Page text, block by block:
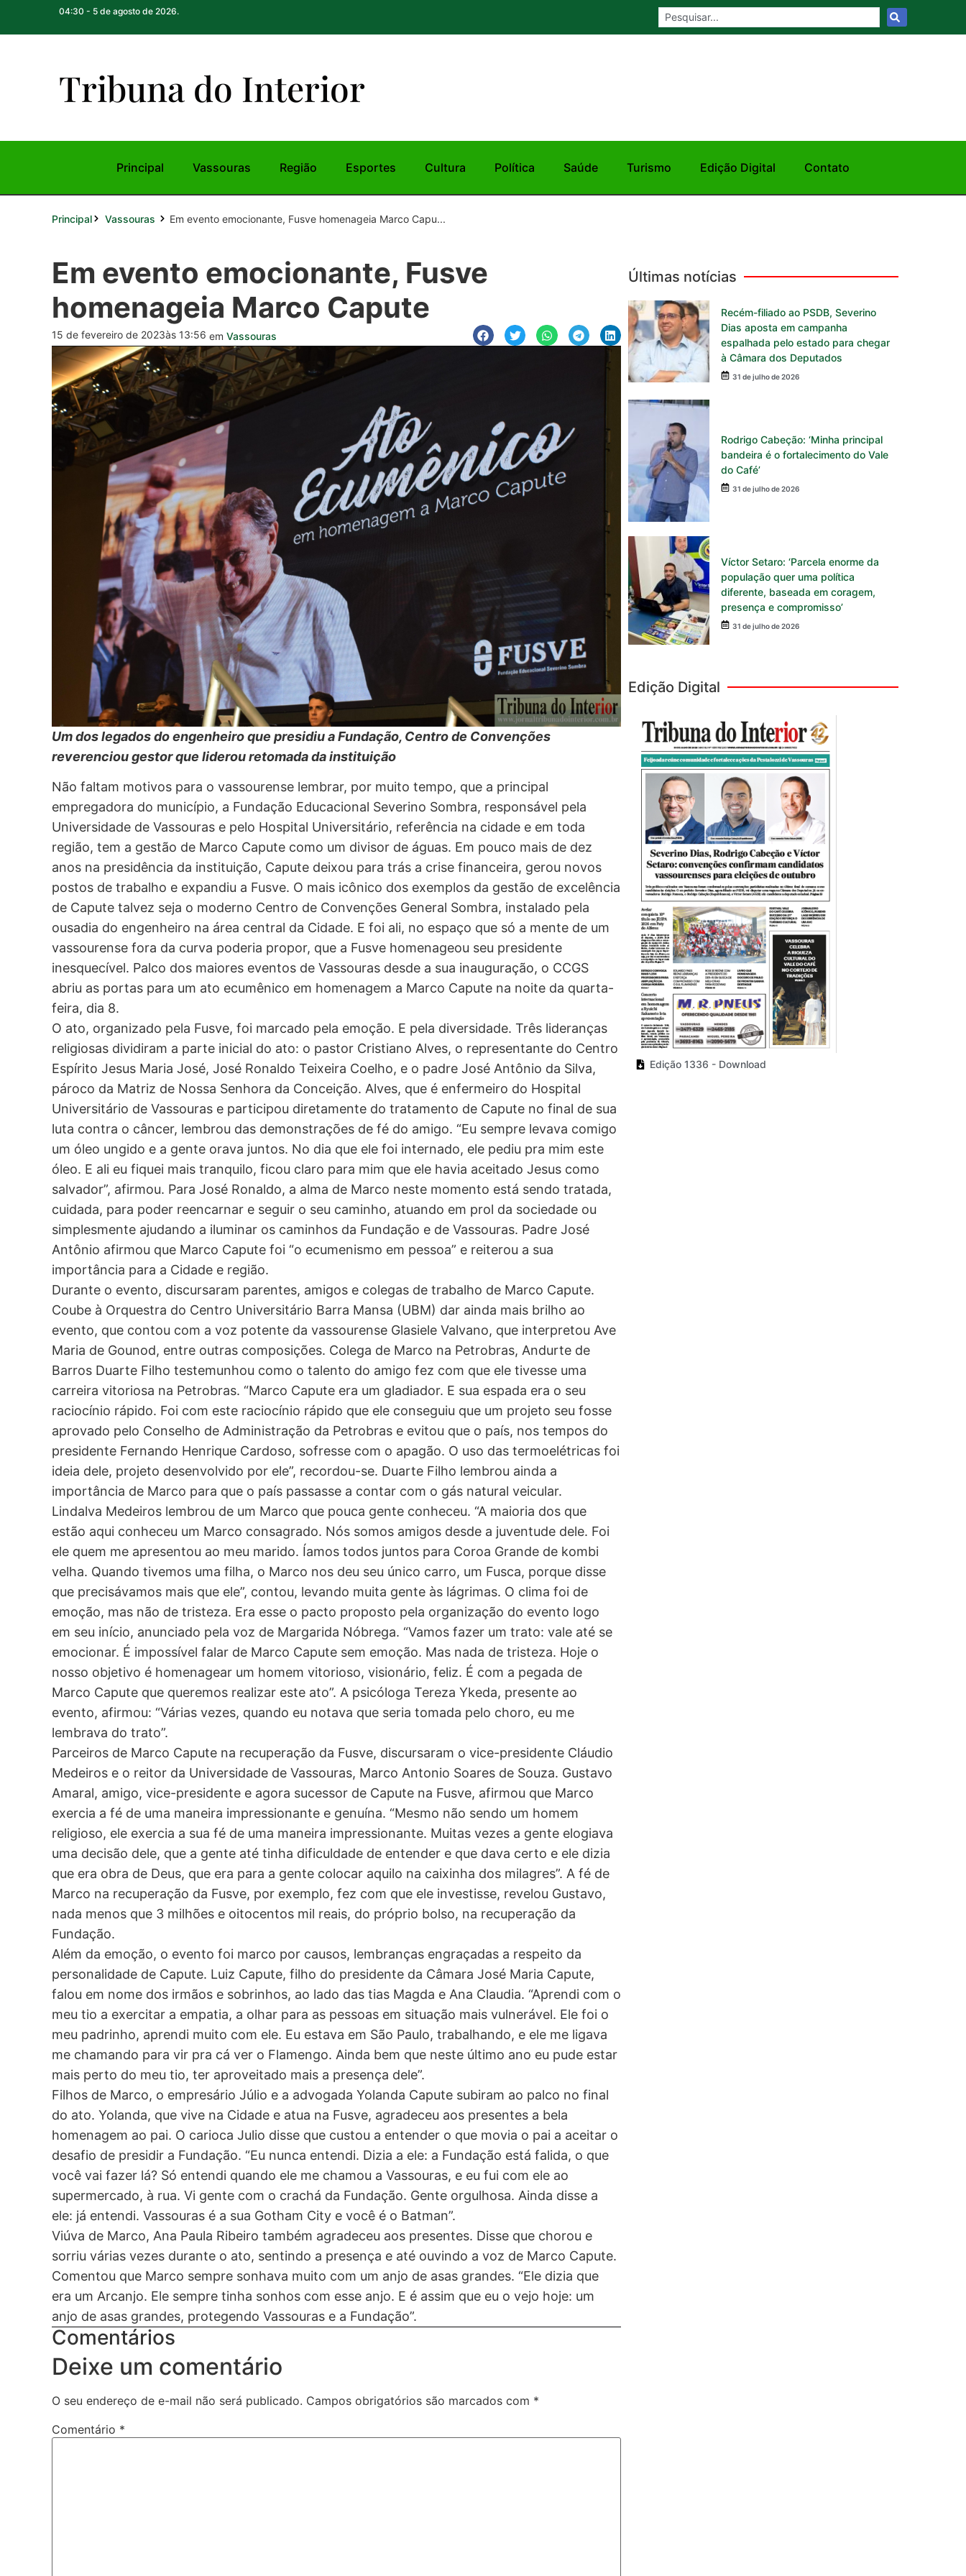
04:30 - 5 de agosto de 2026.
Tribuna do Interior
Principal Vassouras Região Esportes Cultura Política Saúde Turismo Edição Digital Contato
Principal Vassouras Em evento emocionante, Fusve homenageia Marco Capu...
Em evento emocionante, Fusve
homenageia Marco Capute
15 de fevereiro de 2023às 13:56 em Vassouras
Um dos legados do engenheiro que presidiu a Fundação, Centro de Convenções
reverenciou gestor que liderou retomada da instituição
Não faltam motivos para o vassourense lembrar, por muito tempo, que a principal
empregadora do município, a Fundação Educacional Severino Sombra, responsável pela
Universidade de Vassouras e pelo Hospital Universitário, referência na cidade e em toda
região, tem a gestão de Marco Capute como um divisor de águas. Em pouco mais de dez
anos na presidência da instituição, Capute deixou para trás a crise financeira, gerou novos
postos de trabalho e expandiu a Fusve. O mais icônico dos exemplos da gestão de excelência
de Capute talvez seja o moderno Centro de Convenções General Sombra, instalado pela
ousadia do engenheiro na área central da Cidade. E foi ali, no espaço que só a mente de um
vassourense fora da curva poderia propor, que a Fusve homenageou seu presidente
inesquecível. Palco dos maiores eventos de Vassouras desde a sua inauguração, o CCGS
abriu as portas para um ato ecumênico em homenagem a Marco Capute na noite da quarta-
feira, dia 8.
O ato, organizado pela Fusve, foi marcado pela emoção. E pela diversidade. Três lideranças
religiosas dividiram a parte inicial do ato: o pastor Cristiano Alves, o representante do Centro
Espírito Jesus Maria José, José Ronaldo Teixeira Coelho, e o padre José Antônio da Silva,
pároco da Matriz de Nossa Senhora da Conceição. Alves, que é enfermeiro do Hospital
Universitário de Vassouras e participou diretamente do tratamento de Capute no final de sua
luta contra o câncer, lembrou das demonstrações de fé do amigo. “Eu sempre levava comigo
um óleo ungido e a gente orava juntos. No dia que ele foi internado, ele pediu pra mim este
óleo. E ali eu fiquei mais tranquilo, ficou claro para mim que ele havia aceitado Jesus como
salvador”, afirmou. Para José Ronaldo, a alma de Marco neste momento está sendo tratada,
cuidada, para poder reencarnar e seguir o seu caminho, atuando em prol da sociedade ou
simplesmente ajudando a iluminar os caminhos da Fundação e de Vassouras. Padre José
Antônio afirmou que Marco Capute foi “o ecumenismo em pessoa” e reiterou a sua
importância para a Cidade e região.
Durante o evento, discursaram parentes, amigos e colegas de trabalho de Marco Capute.
Coube à Orquestra do Centro Universitário Barra Mansa (UBM) dar ainda mais brilho ao
evento, que contou com a voz potente da vassourense Glasiele Valvano, que interpretou Ave
Maria de Gounod, entre outras composições. Colega de Marco na Petrobras, Andurte de
Barros Duarte Filho testemunhou como o talento do amigo fez com que ele tivesse uma
carreira vitoriosa na Petrobras. “Marco Capute era um gladiador. E sua espada era o seu
raciocínio rápido. Foi com este raciocínio rápido que ele conseguiu que um projeto seu fosse
aprovado pelo Conselho de Administração da Petrobras e evitou que o país, nos tempos do
presidente Fernando Henrique Cardoso, sofresse com o apagão. O uso das termoelétricas foi
ideia dele, projeto desenvolvido por ele”, recordou-se. Duarte Filho lembrou ainda a
importância de Marco para que o país passasse a contar com o gás natural veicular.
Lindalva Medeiros lembrou de um Marco que pouca gente conheceu. “A maioria dos que
estão aqui conheceu um Marco consagrado. Nós somos amigos desde a juventude dele. Foi
ele quem me apresentou ao meu marido. Íamos todos juntos para Coroa Grande de kombi
velha. Quando tivemos uma filha, o Marco nos deu seu único carro, um Fusca, porque disse
que precisávamos mais que ele”, contou, levando muita gente às lágrimas. O clima foi de
emoção, mas não de tristeza. Era esse o pacto proposto pela organização do evento logo
em seu início, anunciado pela voz de Margarida Nóbrega. “Vamos fazer um trato: vale até se
emocionar. É impossível falar de Marco Capute sem emoção. Mas nada de tristeza. Hoje o
nosso objetivo é homenagear um homem vitorioso, visionário, feliz. É com a pegada de
Marco Capute que queremos realizar este ato”. A psicóloga Tereza Ykeda, presente ao
evento, afirmou: “Várias vezes, quando eu notava que seria tomada pelo choro, eu me
lembrava do trato”.
Parceiros de Marco Capute na recuperação da Fusve, discursaram o vice-presidente Cláudio
Medeiros e o reitor da Universidade de Vassouras, Marco Antonio Soares de Souza. Gustavo
Amaral, amigo, vice-presidente e agora sucessor de Capute na Fusve, afirmou que Marco
exercia a fé de uma maneira impressionante e genuína. “Mesmo não sendo um homem
religioso, ele exercia a sua fé de uma maneira impressionante. Muitas vezes a gente elogiava
uma decisão dele, que a gente até tinha dificuldade de entender e que dava certo e ele dizia
que era obra de Deus, que era para a gente colocar aquilo na caixinha dos milagres”. A fé de
Marco na recuperação da Fusve, por exemplo, fez com que ele investisse, revelou Gustavo,
nada menos que 3 milhões e oitocentos mil reais, do próprio bolso, na recuperação da
Fundação.
Além da emoção, o evento foi marco por causos, lembranças engraçadas a respeito da
personalidade de Capute. Luiz Capute, filho do presidente da Câmara José Maria Capute,
falou em nome dos irmãos e sobrinhos, ao lado das tias Magda e Ana Claudia. “Aprendi com o
meu tio a exercitar a empatia, a olhar para as pessoas em situação mais vulnerável. Ele foi o
meu padrinho, aprendi muito com ele. Eu estava em São Paulo, trabalhando, e ele me ligava
me chamando para vir pra cá ver o Flamengo. Ainda bem que neste último ano eu pude estar
mais perto do meu tio, ter aproveitado mais a presença dele”.
Filhos de Marco, o empresário Júlio e a advogada Yolanda Capute subiram ao palco no final
do ato. Yolanda, que vive na Cidade e atua na Fusve, agradeceu aos presentes a bela
homenagem ao pai. O carioca Julio disse que custou a entender o que movia o pai a aceitar o
desafio de presidir a Fundação. “Eu nunca entendi. Dizia a ele: a Fundação está falida, o que
você vai fazer lá? Só entendi quando ele me chamou a Vassouras, e eu fui com ele ao
supermercado, à rua. Vi gente com o crachá da Fundação. Gente orgulhosa. Ainda disse a
ele: já entendi. Vassouras é a sua Gotham City e você é o Batman”.
Viúva de Marco, Ana Paula Ribeiro também agradeceu aos presentes. Disse que chorou e
sorriu várias vezes durante o ato, sentindo a presença e até ouvindo a voz de Marco Capute.
Comentou que Marco sempre sonhava muito com um anjo de asas grandes. “Ele dizia que
era um Arcanjo. Ele sempre tinha sonhos com esse anjo. E é assim que eu o vejo hoje: um
anjo de asas grandes, protegendo Vassouras e a Fundação”.
Comentários
Deixe um comentário
O seu endereço de e-mail não será publicado. Campos obrigatórios são marcados com *
Comentário *
Últimas notícias
Recém-filiado ao PSDB, Severino
Dias aposta em campanha
espalhada pelo estado para chegar
à Câmara dos Deputados
31 de julho de 2026
Rodrigo Cabeção: ‘Minha principal
bandeira é o fortalecimento do Vale
do Café’
31 de julho de 2026
Víctor Setaro: ‘Parcela enorme da
população quer uma política
diferente, baseada em coragem,
presença e compromisso’
31 de julho de 2026
Edição Digital
Edição 1336 - Download